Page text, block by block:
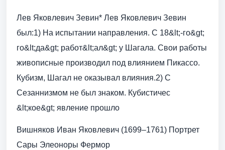
Лев Яковлевич Зевин* Лев Яковлевич Зевин
был:1) На испытании направления. С 18&lt;-го&gt;
го&lt;да&gt; работ&lt;ал&gt; у Шагала. Свои работы
живописные производил под влиянием Пикассо.
Кубизм, Шагал не оказывал влияния.2) С
Сезаннизмом не был знаком. Кубистичес
&lt;кое&gt; явление прошло
Вишняков Иван Яковлевич (1699–1761) Портрет
Сары Элеоноры Фермор